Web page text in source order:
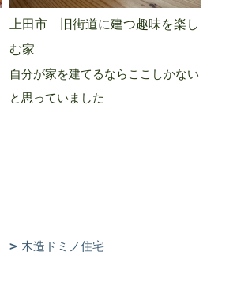
上田市 旧街道に建つ趣味を楽し
む家
自分が家を建てるならここしかない
と思っていました
木造ドミノ住宅